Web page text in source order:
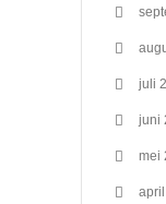
juli
juni
mei